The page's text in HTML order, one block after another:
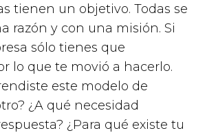
tienen un objetivo. Todas se
razón y con una misión. Si
sólo tienes que
lo que te movió a hacerlo.
este modelo de
¿A qué necesidad
¿Para qué existe tu